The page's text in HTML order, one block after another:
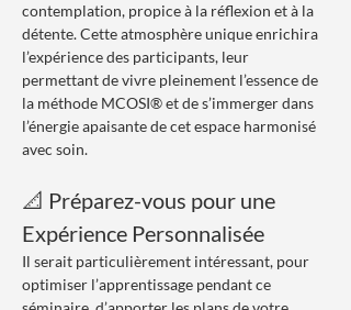
contemplation, propice à la réflexion et à la
détente. Cette atmosphère unique enrichira
l’expérience des participants, leur
permettant de vivre pleinement l’essence de
la méthode MCOSI® et de s’immerger dans
l’énergie apaisante de cet espace harmonisé
avec soin.
📐 Préparez-vous pour une
Expérience Personnalisée
Il serait particulièrement intéressant, pour
optimiser l’apprentissage pendant ce